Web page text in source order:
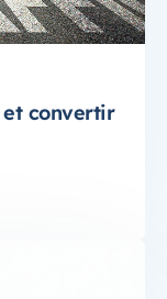
convertir